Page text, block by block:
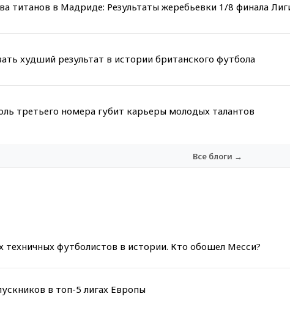
титанов в Мадриде: Результаты жеребьевки 1/8 финала
худший результат в истории британского футбола
третьего номера губит карьеры молодых талантов
Все блоги →
техничных футболистов в истории. Кто обошел Месси?
в топ-5 лигах Европы